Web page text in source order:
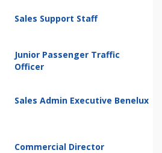
Sales Support Staff
Junior Passenger Traffic
Officer
Sales Admin Executive Benelux
Commercial Director